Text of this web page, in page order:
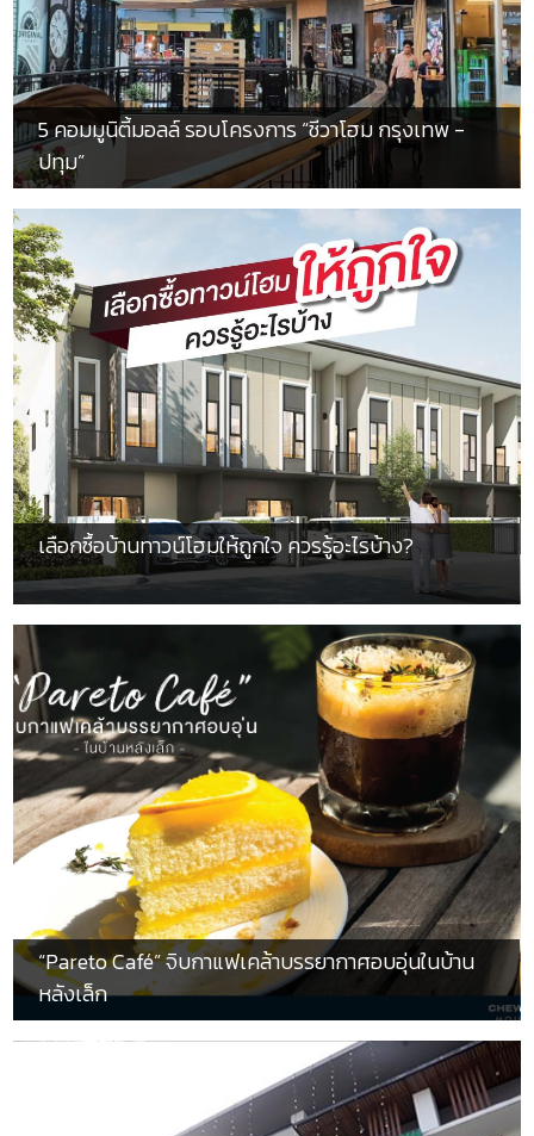
5 คอมมูนิตี้มอลล์ รอบโครงการ “ชีวาโฮม กรุงเทพ -
ปทุม”
เลือกซื้อบ้านทาวน์โฮมให้ถูกใจ ควรรู้อะไรบ้าง?
“Pareto Café” จิบกาแฟเคล้าบรรยากาศอบอุ่นในบ้าน
หลังเล็ก